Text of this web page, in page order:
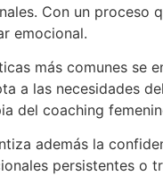
Con un proceso
emocional.
más comunes
a las necesidades
del coaching
además la
persistentes o